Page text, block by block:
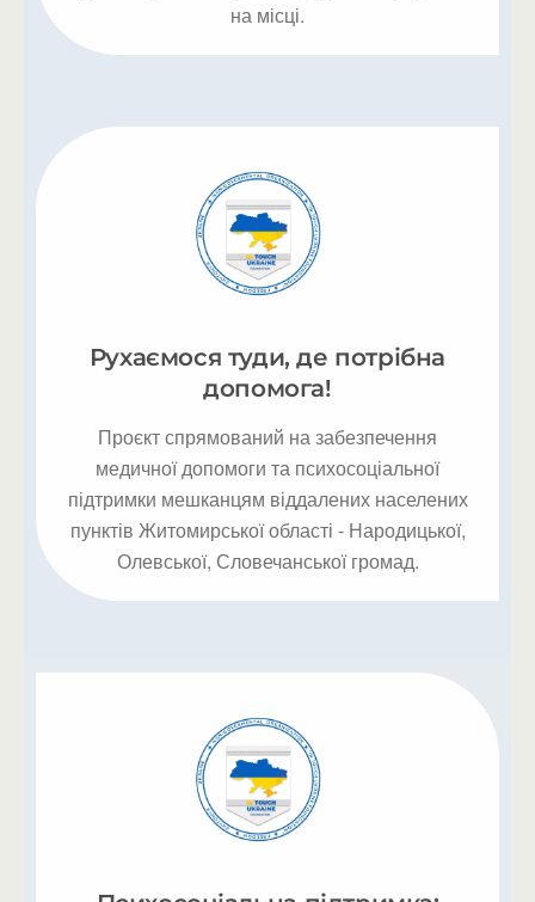
на місці.
Рухаємося туди, де потрібна
допомога!
Проєкт спрямований на забезпечення
медичної допомоги та психосоціальної
підтримки мешканцям віддалених населених
пунктів Житомирської області - Народицької,
Олевської, Словечанської громад.